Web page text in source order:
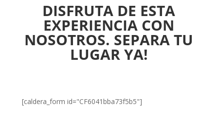
DISFRUTA DE ESTA
EXPERIENCIA CON
NOSOTROS. SEPARA TU
LUGAR YA!
[caldera_form id="CF6041bba73f5b5"]